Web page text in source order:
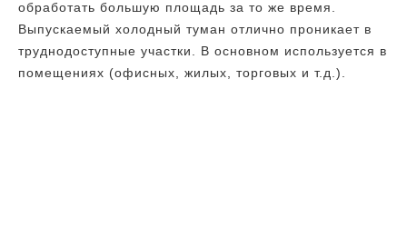
обработать большую площадь за то же время.
Выпускаемый холодный туман отлично проникает в
труднодоступные участки. В основном используется в
помещениях (офисных, жилых, торговых и т.д.).